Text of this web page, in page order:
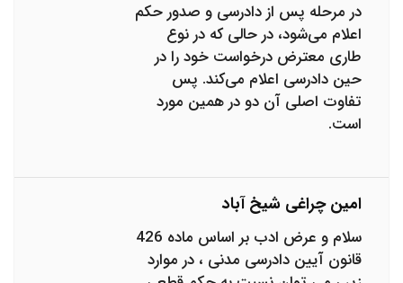
در مرحله پس از دادرسی و صدور حکم
اعلام می‌شود، در حالی که در نوع
طاری معترض درخواست خود را در
حین دادرسی اعلام می‌کند. پس
تفاوت اصلی آن دو در همین مورد
است.
امین چراغی شیخ آباد
سلام و عرض ادب بر اساس ماده 426
قانون آیین دادرسی مدنی ، در موارد